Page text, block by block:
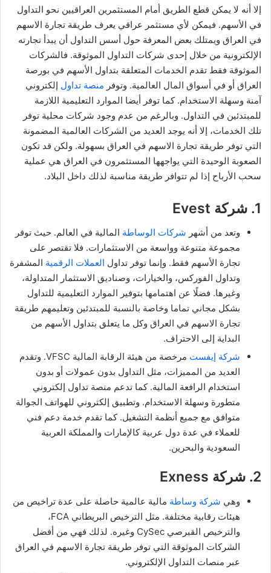
إلا أنه لا يمكن قطع الطريق أمام المستثمرين العراقيين نحو التداول
في الأسهم. فيمكن لأي مستثمر عراقي يعرف طريقة تجارة الاسهم
في العراق ويمتلك بعض المعرفة حول أسس التداول أن يبدأ تجارته
الإلكترونية من خلال إحدى شركات التداول الموثوقة. فالشركات
الموثوقة فقط تقدم الخدمات المتعلقة بتداول الأسهم في بورصة
العراق أو في أسواق المال العالمية. وتوفر منصة تداول إلكتروني
آمنة وسهلة الاستخدام. كما توفر أيضا الموارد التعليمية اللازمة
للمبتدئين في التداول. وبالرغم من عدم وجود شركات محلية توفر
تلك الخدمات، إلا أنه يوجد العديد من الشركات العالمية المضمونة
التي توفر طريقة تجارة الاسهم في العراق بسهولة. ولكن قد تكون
الصعوبة الوحيدة التي يواجهها المستثمرون في العراق هي عملية
سحب الأرباح إذا لم تتوافر طريقة مناسبة لذلك داخل البلاد.
1. شركة Evest
وتعد من أشهر شركات الوساطة المالية في العالم. حيث توفر
مجموعة متنوعة وواسعة من الاستثمارات. فلا تقتصر على
تجارة الأسهم فقط. وإنما توفر تداول العملات الرقمية المشفرة
وتداول الفوركس، والخيارات، وصناديق الاستثمار المتداولة،
وغيرها. فضلًا عن اهتمامها بتوفير الموارد التعليمية للتداول
بشكل مجاني تماما وخاصة بالنسبة للمبتدئين وتعليمهم طريقة
تجارة الاسهم في العراق وكل ما يتعلق بتداول الأسهم من
البداية إلى الاحتراف.
شركة إيفست
مرخصة من هيئة الرقابة المالية VFSC. وتقدم
العديد من المميزات، مثل التداول بدون عمولات أو بدون
استخدام الرافعة المالية. كما تدعم منصة تداول إلكتروني
متطورة وسهلة الاستخدام. وتطبيق إلكتروني للهواتف الجوالة
متوافق مع جميع أنظمة التشغيل. كما تقدم خدمة دعم فني
للعملاء في عدة دول عربية كالإمارات والمملكة العربية
السعودية والبحرين.
2. شركة Exness
وهي شركة وساطة مالية عالمية حاصلة على عدة تراخيص من
هيئات رقابية مختلفة. مثل الترخيص البريطاني FCA،
والترخيص القبرصي CySec وغيره. لذلك فهي من أفضل
الشركات الموثوقة التي توفر طريقة تجارة الاسهم في العراق
عبر منصات التداول الإلكتروني.